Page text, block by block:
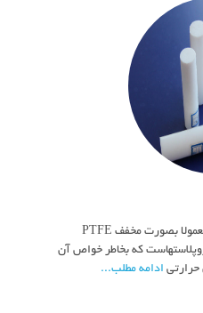
توضیحات: پلي تترا فلوئورواتيلن كه معمولا بصورت مخفف PTFE
كه بخاطر خواص آن
حرارتي ادامه مطلب...